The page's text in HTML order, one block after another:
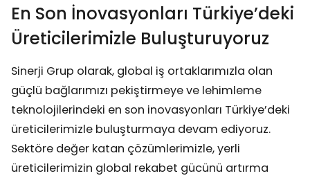
En Son İnovasyonları Türkiye’deki
Üreticilerimizle Buluşturuyoruz
Sinerji Grup olarak, global iş ortaklarımızla olan
güçlü bağlarımızı pekiştirmeye ve lehimleme
teknolojilerindeki en son inovasyonları Türkiye’deki
üreticilerimizle buluşturmaya devam ediyoruz.
Sektöre değer katan çözümlerimizle, yerli
üreticilerimizin global rekabet gücünü artırma